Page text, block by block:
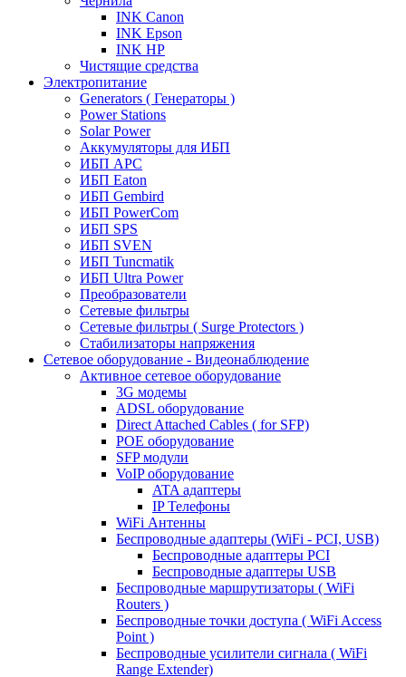
INK Canon
INK Epson
INK HP
Чистящие средства
Электропитание
Generators ( Генераторы )
Power Stations
Solar Power
Аккумуляторы для ИБП
ИБП APC
ИБП Eaton
ИБП Gembird
ИБП PowerCom
ИБП SPS
ИБП SVEN
ИБП Tuncmatik
ИБП Ultra Power
Преобразователи
Сетевые фильтры
Сетевые фильтры ( Surge Protectors )
Стабилизаторы напряжения
Сетевое оборудование - Видеонаблюдение
Активное сетевое оборудование
3G модемы
ADSL оборудование
Direct Attached Cables ( for SFP)
POE оборудование
SFP модули
VoIP оборудование
ATA адаптеры
IP Телефоны
WiFi Антенны
Беспроводные адаптеры (WiFi - PCI, USB)
Беспроводные адаптеры PCI
Беспроводные адаптеры USB
Беспроводные маршрутизаторы ( WiFi
Routers )
Беспроводные точки доступа ( WiFi Access
Point )
Беспроводные усилители сигнала ( WiFi
Range Extender)